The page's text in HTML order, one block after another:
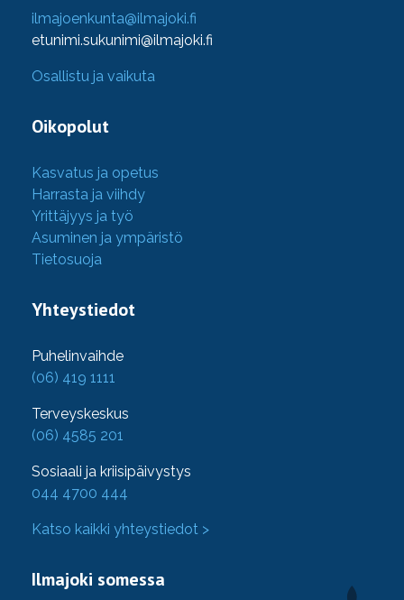
ilmajoenkunta@ilmajoki.fi
etunimi.sukunimi@ilmajoki.fi
Osallistu ja vaikuta
Oikopolut
Kasvatus ja opetus
Harrasta ja viihdy
Yrittäjyys ja työ
Asuminen ja ympäristö
Tietosuoja
Yhteystiedot
Puhelinvaihde
(06) 419 1111
Terveyskeskus
(06) 4585 201
Sosiaali ja kriisipäivystys
044 4700 444
Katso kaikki yhteystiedot >
Ilmajoki somessa